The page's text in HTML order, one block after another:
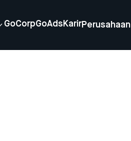
GoCorpGoAds KarirPerusahaan